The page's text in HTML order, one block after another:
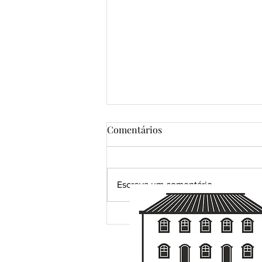
Uma pena. R$ 120.000,00 em
possibilidades.
Comentários
Escreva um comentário